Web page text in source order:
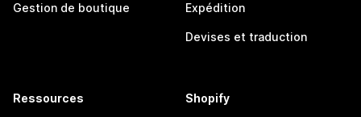
Gestion de boutique Expédition
Devises et traduction
Ressources Shopify